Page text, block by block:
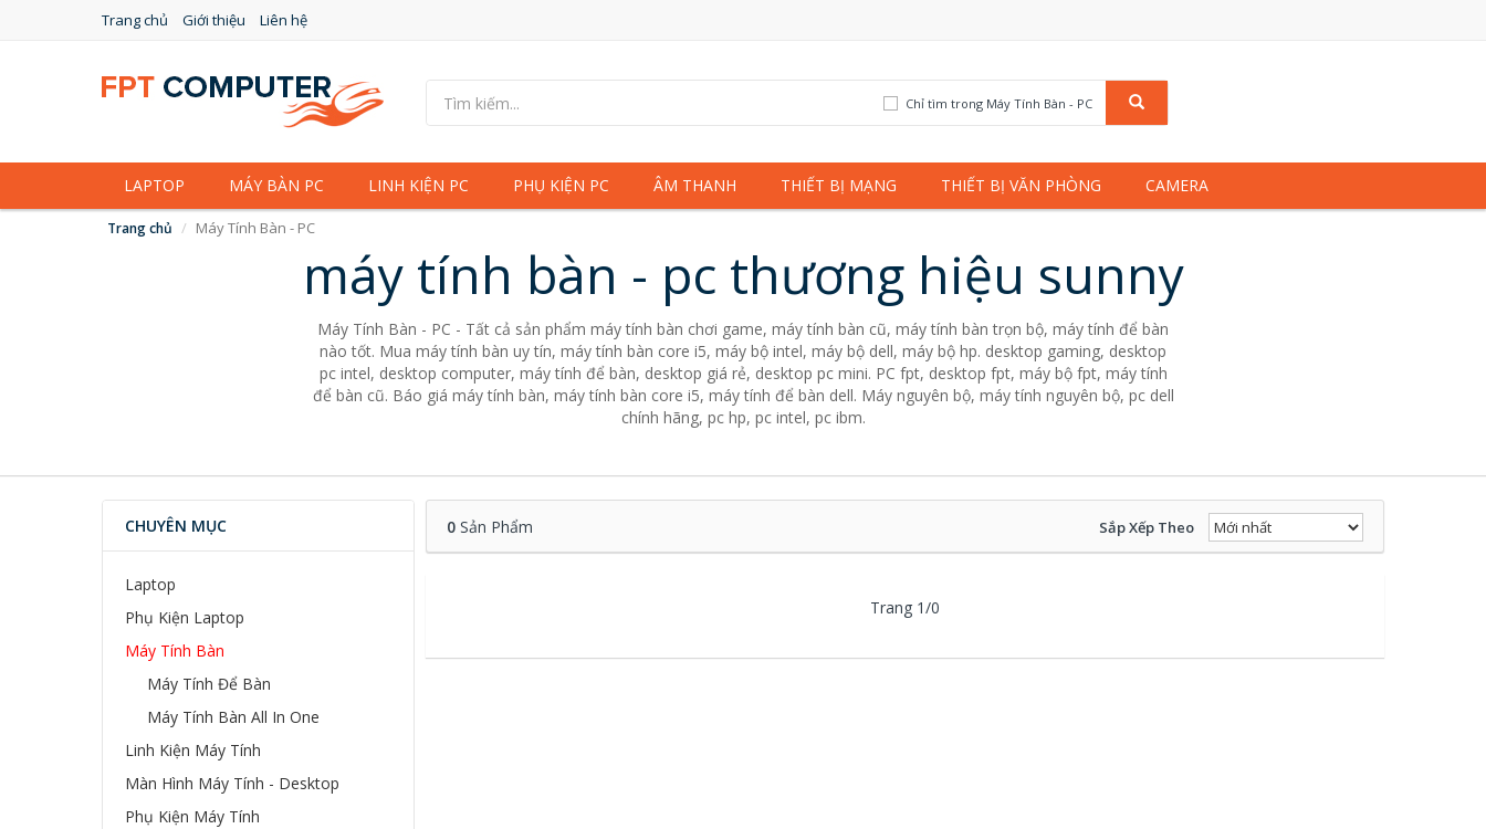
Trang chủ Giới thiệu Liên hệ
Chỉ tìm trong Máy Tính Bàn - PC
LAPTOP MÁY BÀN PC LINH KIỆN PC PHỤ KIỆN PC ÂM THANH THIẾT BỊ MẠNG THIẾT BỊ VĂN PHÒNG CAMERA
Trang chủ Máy Tính Bàn - PC
máy tính bàn - pc thương hiệu sunny
Máy Tính Bàn - PC - Tất cả sản phẩm máy tính bàn chơi game, máy tính bàn cũ, máy tính bàn trọn bộ, máy tính để bàn
nào tốt. Mua máy tính bàn uy tín, máy tính bàn core i5, máy bộ intel, máy bộ dell, máy bộ hp. desktop gaming, desktop
pc intel, desktop computer, máy tính để bàn, desktop giá rẻ, desktop pc mini. PC fpt, desktop fpt, máy bộ fpt, máy tính
để bàn cũ. Báo giá máy tính bàn, máy tính bàn core i5, máy tính để bàn dell. Máy nguyên bộ, máy tính nguyên bộ, pc dell
chính hãng, pc hp, pc intel, pc ibm.
CHUYÊN MỤC
Laptop
Phụ Kiện Laptop
Máy Tính Bàn
Máy Tính Để Bàn
Máy Tính Bàn All In One
Linh Kiện Máy Tính
Màn Hình Máy Tính - Desktop
Phụ Kiện Máy Tính
0Sản Phẩm Sắp Xếp Theo
Trang 1/0